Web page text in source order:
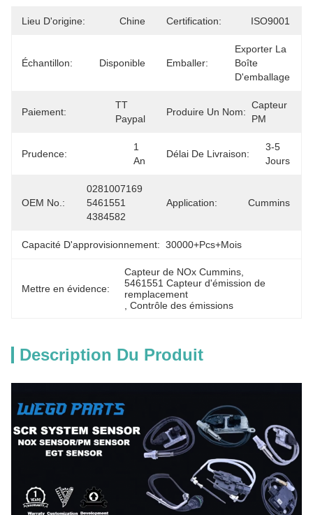
Lieu D'origine: Chine Certification: ISO9001
Échantillon: Disponible Emballer:
Exporter La
Boîte
D'emballage
Paiement:
TT
Paypal
Produire Un Nom:
Capteur
PM
Prudence:
1
An
Délai De Livraison:
3-5
Jours
OEM No.:
0281007169
5461551
4384582
Application: Cummins
Capacité D'approvisionnement: 30000+Pcs+mois
Mettre en évidence:
Capteur de NOx Cummins
5461551 Capteur d'émission de
remplacement
, Contrôle des émissions
Description Du Produit